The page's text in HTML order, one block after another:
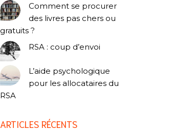
Comment se procurer
des livres pas chers ou
gratuits ?
RSA : coup d’envoi
L’aide psychologique
pour les allocataires du
RSA
ARTICLES RÉCENTS